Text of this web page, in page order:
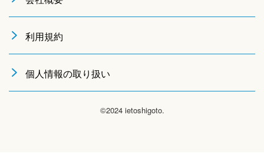
利用規約
個人情報の取り扱い
©2024 ietoshigoto.